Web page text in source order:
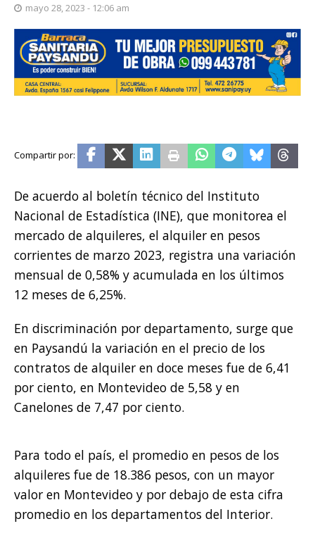
mayo 28, 2023 - 12:06 am
De acuerdo al boletín técnico del Instituto
Nacional de Estadística (INE), que monitorea el
mercado de alquileres, el alquiler en pesos
corrientes de marzo 2023, registra una variación
mensual de 0,58% y acumulada en los últimos
12 meses de 6,25%.
En discriminación por departamento, surge que
en Paysandú la variación en el precio de los
contratos de alquiler en doce meses fue de 6,41
por ciento, en Montevideo de 5,58 y en
Canelones de 7,47 por ciento.
Para todo el país, el promedio en pesos de los
alquileres fue de 18.386 pesos, con un mayor
valor en Montevideo y por debajo de esta cifra
promedio en los departamentos del Interior.